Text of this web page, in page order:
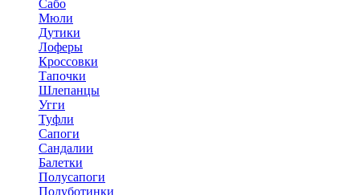
Сабо
Мюли
Дутики
Лоферы
Кроссовки
Тапочки
Шлепанцы
Угги
Туфли
Сапоги
Сандалии
Балетки
Полусапоги
Полуботинки